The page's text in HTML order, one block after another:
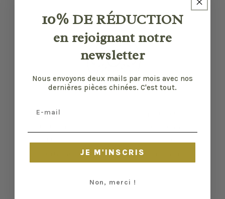
Nos pièces sont sélectionnées pour leur bon
et certaines traces du temps peuvent nous
10% DE RÉDUCTION
en rejoignant notre
newsletter
Nous envoyons deux mails par mois avec nos
dernières pièces chinées. C'est tout.
JE M'INSCRIS
Non, merci !